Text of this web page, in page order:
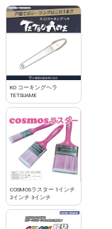
KO コーキングヘラ
TETSUAME
COSMOSラスター 1インチ
2インチ 3インチ